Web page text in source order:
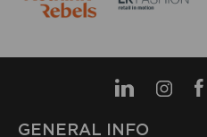
GENERAL INFO